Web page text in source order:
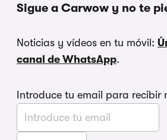
Sigue a Carwow y no te
Noticias y vídeos en tu móvil:
canal de WhatsApp.
Introduce tu email para recibir